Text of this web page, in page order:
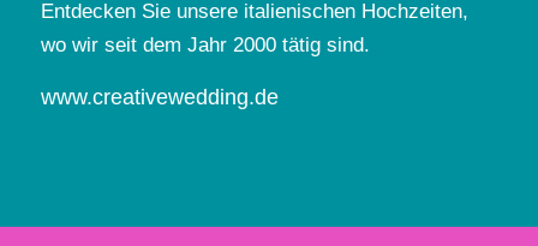
Entdecken Sie unsere italienischen Hochzeiten,
wo wir seit dem Jahr 2000 tätig sind.
www.creativewedding.de